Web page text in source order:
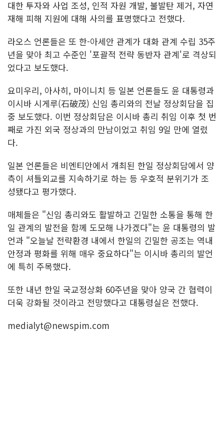
대한 투자와 사업 조성, 인적 자원 개발, 불발탄 제거, 자연
재해 피해 지원에 대해 사의를 표명했다고 전했다.
라오스 언론들은 또 한-아세안 관계가 대화 관계 수립 35주
년을 맞아 최고 수준인 '포괄적 전략 동반자 관계'로 격상되
었다고 보도했다.
요미우리, 아사히, 마이니치 등 일본 언론들도 윤 대통령과
이시바 시게루(石破茂) 신임 총리와의 전날 정상회담을 집
중 보도했다. 이번 정상회담은 이시바 총리 취임 이후 첫 번
째로 가진 외국 정상과의 만남이었고 취임 9일 만에 열렸
다.
일본 언론들은 비엔티안에서 개최된 한일 정상회담에서 양
측이 셔틀외교를 지속하기로 하는 등 우호적 분위기가 조
성됐다고 평가했다.
매체들은 "신임 총리와도 활발하고 긴밀한 소통을 통해 한
일 관계의 발전을 함께 도모해 나가겠다"는 윤 대통령의 발
언과 "오늘날 전략환경 내에서 한일의 긴밀한 공조는 역내
안정과 평화를 위해 매우 중요하다"는 이시바 총리의 발언
에 특히 주목했다.
또한 내년 한일 국교정상화 60주년을 맞아 양국 간 협력이
더욱 강화될 것이라고 전망했다고 대통령실은 전했다.
medialyt@newspim.com